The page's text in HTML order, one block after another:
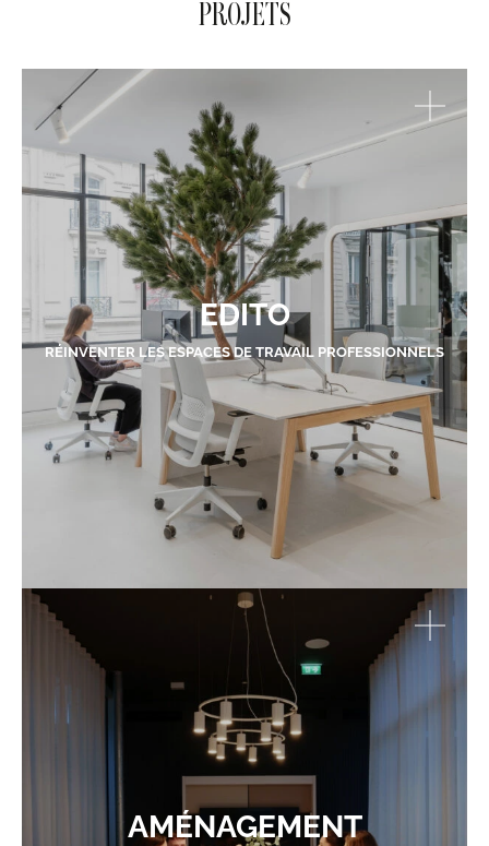
PROJETS
EDITO
RÉINVENTER LES ESPACES DE TRAVAIL PROFESSIONNELS
AMÉNAGEMENT